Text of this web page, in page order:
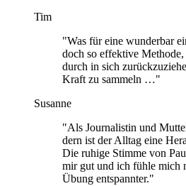
Tim
"Was für eine wun­der­bar
doch so effek­tive
durch in sich
Kraft zu sam­meln …"
Susanne
"Als Jour­na­lis­tin und
dern ist der Alltag eine
Die ruhige Stimme von
mir gut und ich fühle mich
Übung ent­spann­ter."